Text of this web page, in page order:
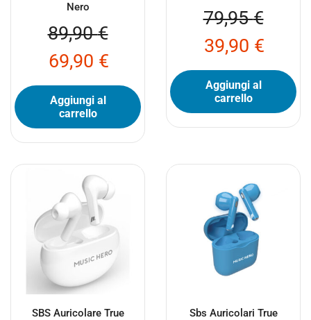
Nero
89,90€
69,90 €
Aggiungi al
carrello
79,95€
39,90 €
Aggiungi al
carrello
SBS Auricolare True
Sbs Auricolari True